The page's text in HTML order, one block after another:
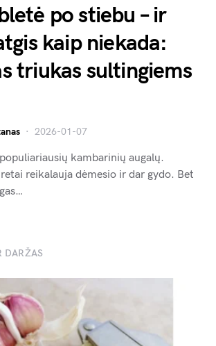
po stiebu – ir
kaip niekada:
triukas sultingiems
2026-01-07
kambarinių augalų.
reikalauja dėmesio ir dar gydo. Bet
DARŽAS